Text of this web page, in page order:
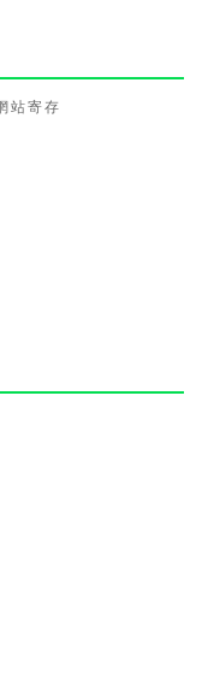
站寄存